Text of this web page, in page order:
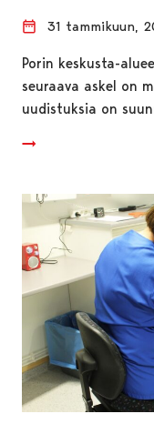
31 tammikuun,
Porin keskusta-
seuraava askel on
uudistuksia on